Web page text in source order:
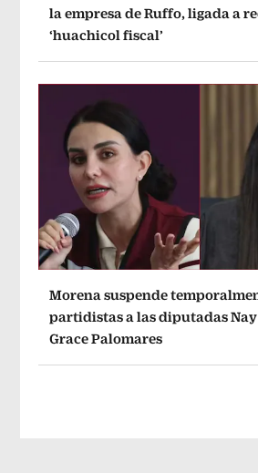
la empresa de Ruffo, ligada a
‘huachicol fiscal’
Morena suspende
partidistas a las diputadas
Grace Palomares